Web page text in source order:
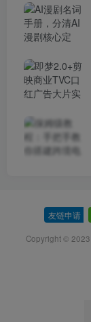
友链申请
Copyright © 2023